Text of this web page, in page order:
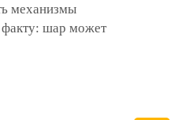
механизмы
факту: шар может